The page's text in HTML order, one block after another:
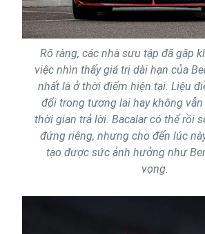
Rõ ràng, các nhà sưu tập đã gặp
việc nhìn thấy giá trị dài hạn của
nhất là ở thời điểm hiện tại. Liệu
đổi trong tương lai hay không
thời gian trả lời. Bacalar có thể rồi
đứng riêng, nhưng cho đến lúc
tạo được sức ảnh hưởng như
vọng.